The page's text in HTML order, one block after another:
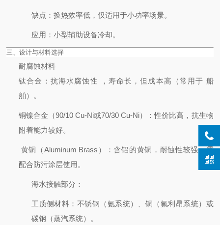
缺点 ：换热效率低，仅适用于小功率场景。
应用 ：小型辅助设备冷却。
三、设计与材料选择
耐腐蚀材料
钛合金 ：抗海水腐蚀性 ，寿命长，但成本高（常用于 船
舶）。
铜镍合金（90/10 Cu-Ni或70/30 Cu-Ni）
：性价比高，抗生物
附着能力较好。
黄铜（Aluminum Brass）
：含铝的黄铜，耐蚀性较强，需
配合防污涂层使用。
海水接触部分 ：
工质侧材料 ：不锈钢（氨系统）、铜（氟利昂系统）或
碳钢（蒸汽系统）。